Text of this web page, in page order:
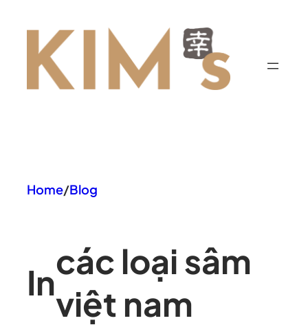
đến
dung
Home/Blog
In
các loại sâm
việt nam